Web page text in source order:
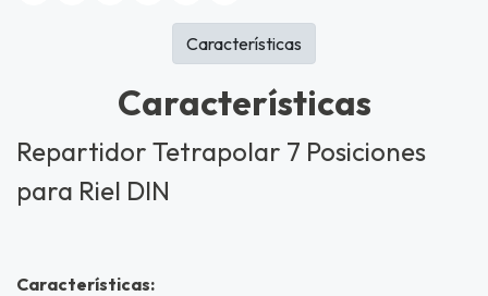
Características
Repartidor Tetrapolar 7 Posiciones
para Riel DIN
Características:
Características